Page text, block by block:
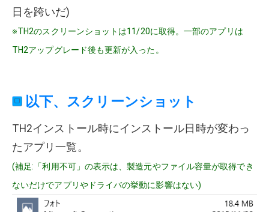
日を跨いだ)
※TH2のスクリーンショットは11/20に取得。一部のアプリは
TH2アップグレード後も更新が入った。
以下、スクリーンショット
TH2インストール時にインストール日時が変わっ
たアプリ一覧。
(補足:「利用不可」の表示は、製造元やファイル容量が取得でき
ないだけでアプリやドライバの挙動に影響はない)